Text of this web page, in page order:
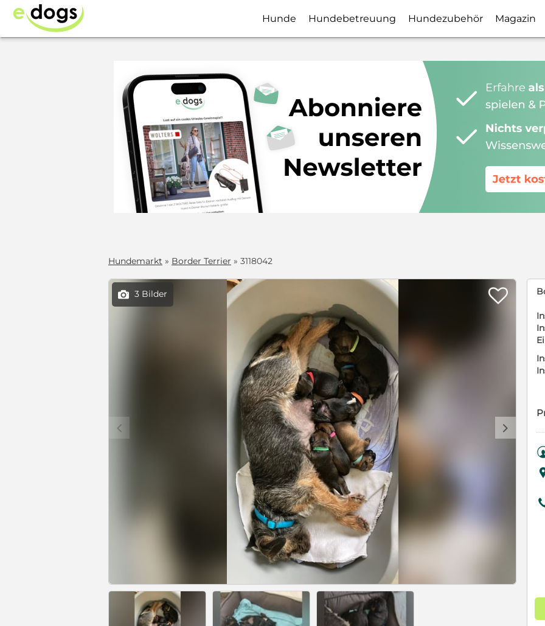
Hunde Hundebetreuung Hundezubehör Magazin
Hundemarkt » Border Terrier » 3118042
 3 Bilder 
c d